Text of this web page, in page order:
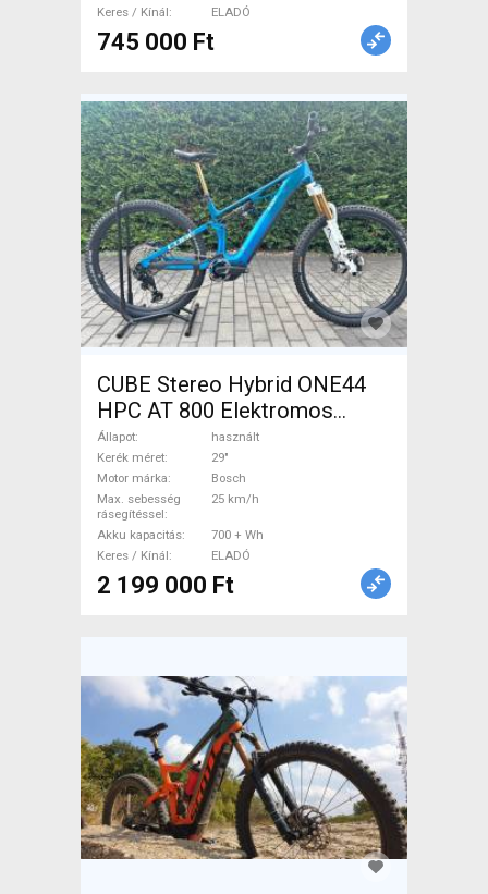
Keres / Kínál
ELADÓ
745 000 Ft
CUBE Stereo Hybrid ONE44
HPC AT 800 Elektromos
Mountain Bike 29" össztelós
/ fully Bosch használt ELADÓ
Állapot
használt
Kerék méret
29"
Motor márka
Bosch
Max. sebesség
rásegítéssel
25 km/h
Akku kapacitás
700 + Wh
Keres / Kínál
ELADÓ
2 199 000 Ft